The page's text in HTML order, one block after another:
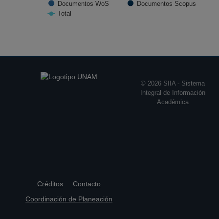
Documentos WoS
Documentos Scopus
Total
Créditos
Contacto
Coordinación de Planeación
© 2026 SIIA - Sistema
Integral de Información
Académica